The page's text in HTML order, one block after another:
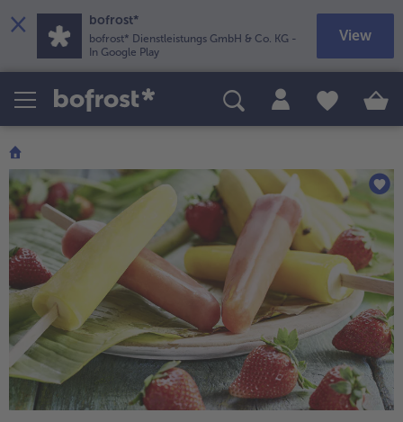
Themenwelten
Sommer
alle Nur für kurze Zeit
Neuheiten
alle Neuheiten
Angebote
alle Angebote
Vegetarisch & Vegan
alle Vegetarisch & Vegan
Länderküche
alle Länderküche
Für kleine Genießer
alle Für kleine Genießer
bofrost*free
alle bofrost*free
× bofrost*
bofrost* Dienstleistungs GmbH & Co. KG -
In Google Play
View